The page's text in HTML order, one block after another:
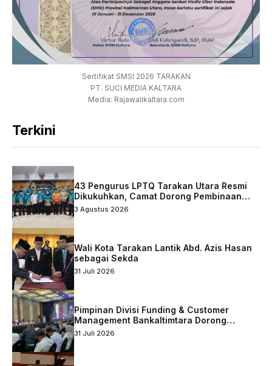
Sertifikat SMSI 2026 TARAKAN
PT. SUCI MEDIA KALTARA
Media: Rajawalikaltara.com
Terkini
43 Pengurus LPTQ Tarakan Utara Resmi
Dikukuhkan, Camat Dorong Pembinaan
Qurani Berkelanjutan
3 Agustus 2026
Wali Kota Tarakan Lantik Abd. Azis Hasan
sebagai Sekda
31 Juli 2026
Pimpinan Divisi Funding & Customer
Management Bankaltimtara Dorong
Percepatan Digitalisasi Keuangan di Kota
31 Juli 2026